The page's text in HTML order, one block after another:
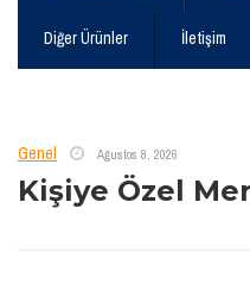
Diğer Ürünler İletişim
Genel Ağustos 8, 2026
Kişiye Özel